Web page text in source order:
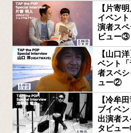
【片寄
イベン
演者ス
ビュー③
【山口
ベント
者スペ
ュー②
【冷牟
ブイベン
出演者
タビュ